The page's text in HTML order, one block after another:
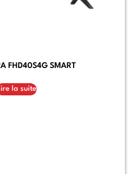
FHD40S4G SMART
la suite